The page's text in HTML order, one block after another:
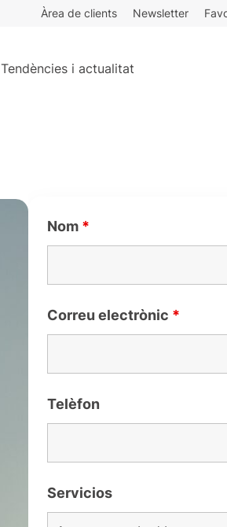
Àrea de clients Newsletter
Tendències i actualitat
Nom *
Correu electrònic *
Telèfon
Servicios